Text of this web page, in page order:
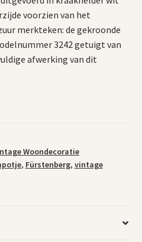
voorzien van het
merkteken: de gekroonde
3242 getuigt van
afwerking van dit
Woondecoratie
, Fürstenberg, vintage